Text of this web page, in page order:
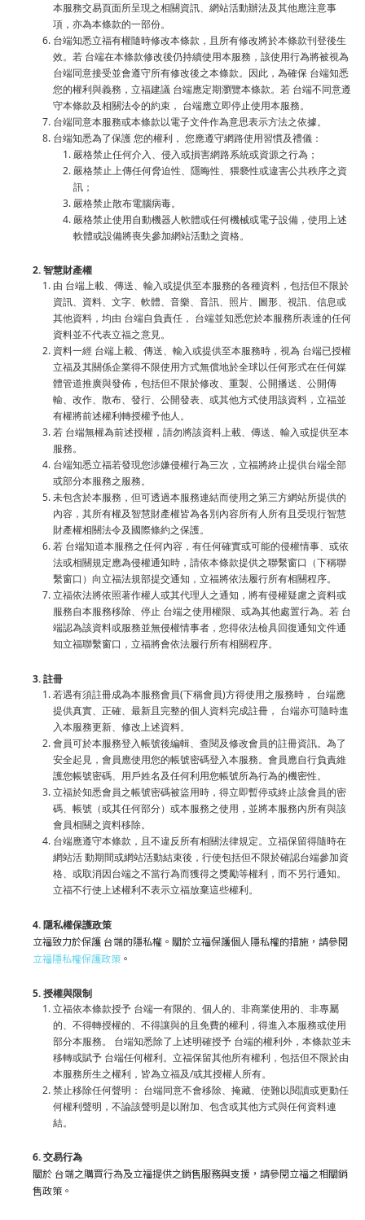
本服務交易頁面所呈現之相關資訊、網站活動辦法及其他應注意事
項，亦為本條款的一部份。
台端知悉立福有權隨時修改本條款，且所有修改將於本條款刊登後生
效。若 台端在本條款修改後仍持續使用本服務，該使用行為將被視為
台端同意接受並會遵守所有修改後之本條款。因此，為確保 台端知悉
您的權利與義務，立福建議 台端應定期瀏覽本條款。若 台端不同意遵
守本條款及相關法令的約束， 台端應立即停止使用本服務。
台端同意本服務或本條款以電子文件作為意思表示方法之依據。
台端知悉為了保護 您的權利， 您應遵守網路使用習慣及禮儀：
嚴格禁止任何介入、侵入或損害網路系統或資源之行為；
嚴格禁止上傳任何脅迫性、隱晦性、猥褻性或違害公共秩序之資
訊；
嚴格禁止散布電腦病毒。
嚴格禁止使用自動機器人軟體或任何機械或電子設備，使用上述
軟體或設備將喪失參加網站活動之資格。
2. 智慧財產權
由 台端上載、傳送、輸入或提供至本服務的各種資料，包括但不限於
資訊、資料、文字、軟體、音樂、音訊、照片、圖形、視訊、信息或
其他資料，均由 台端自負責任， 台端並知悉您於本服務所表達的任何
資料並不代表立福之意見。
資料一經 台端上載、傳送、輸入或提供至本服務時，視為 台端已授權
立福及其關係企業得不限使用方式無償地於全球以任何形式在任何媒
體管道推廣與發佈，包括但不限於修改、重製、公開播送、公開傳
輸、改作、散布、發行、公開發表、或其他方式使用該資料，立福並
有權將前述權利轉授權予他人。
若 台端無權為前述授權，請勿將該資料上載、傳送、輸入或提供至本
服務。
台端知悉立福若發現您涉嫌侵權行為三次，立福將終止提供台端全部
或部分本服務之服務。
未包含於本服務，但可透過本服務連結而使用之第三方網站所提供的
內容，其所有權及智慧財產權皆為各別內容所有人所有且受現行智慧
財產權相關法令及國際條約之保護。
若 台端知道本服務之任何內容，有任何確實或可能的侵權情事、或依
法或相關規定應為侵權通知時，請依本條款提供之聯繫窗口（下稱聯
繫窗口）向立福法規部提交通知，立福將依法履行所有相關程序。
立福依法將依照著作權人或其代理人之通知，將有侵權疑慮之資料或
服務自本服務移除、停止 台端之使用權限、或為其他處置行為。若 台
端認為該資料或服務並無侵權情事者，您得依法檢具回復通知文件通
知立福聯繫窗口，立福將會依法履行所有相關程序。
3. 註冊
若遇有須註冊成為本服務會員(下稱會員)方得使用之服務時， 台端應
提供真實、正確、最新且完整的個人資料完成註冊， 台端亦可隨時進
入本服務更新、修改上述資料。
會員可於本服務登入帳號後編輯、查閱及修改會員的註冊資訊。為了
安全起見，會員應使用您的帳號密碼登入本服務。會員應自行負責維
護您帳號密碼、用戶姓名及任何利用您帳號所為行為的機密性。
立福於知悉會員之帳號密碼被盜用時，得立即暫停或終止該會員的密
碼、帳號（或其任何部分）或本服務之使用，並將本服務內所有與該
會員相關之資料移除。
台端應遵守本條款，且不違反所有相關法律規定。立福保留得隨時在
網站活 動期間或網站活動結束後，行使包括但不限於確認台端參加資
格、或取消因台端之不當行為而獲得之獎勵等權利，而不另行通知。
立福不行使上述權利不表示立福放棄這些權利。
4. 隱私權保護政策
立福致力於保護 台端的隱私權。關於立福保護個人隱私權的措施，請參閱
立福隱私權保護政策 。
5. 授權與限制
立福依本條款授予 台端一有限的、個人的、非商業使用的、非專屬
的、不得轉授權的、不得讓與的且免費的權利，得進入本服務或使用
部分本服務。 台端知悉除了上述明確授予 台端的權利外，本條款並未
移轉或賦予 台端任何權利。立福保留其他所有權利，包括但不限於由
本服務所生之權利，皆為立福及/或其授權人所有。
禁止移除任何聲明： 台端同意不會移除、掩藏、使難以閱讀或更動任
何權利聲明，不論該聲明是以附加、包含或其他方式與任何資料連
結。
6. 交易行為
關於 台端之購買行為及立福提供之銷售服務與支援，請參閱立福之相關銷
售政策。